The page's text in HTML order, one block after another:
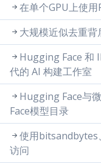
在单个GPU上使
大规模近似去重
Hugging Face 和
代的 AI 构建工作室
Hugging Face与
Face模型目录
使用bitsandbytes
访问